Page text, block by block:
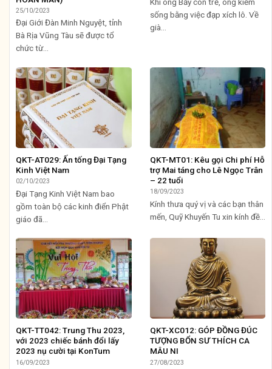
25/10/2023
Đại Giới Đàn Minh Nguyệt, tỉnh
Bà Rịa Vũng Tàu sẽ được tổ
chức từ...
Khi ông Bảy còn trẻ, ông kiếm
sống bằng việc đạp xích lô. Về
già...
QKT-AT029: Ấn tống Đại Tạng
Kinh Việt Nam
02/10/2023
Đại Tạng Kinh Việt Nam bao
gồm toàn bộ các kinh điển Phật
giáo đã...
QKT-MT01: Kêu gọi Chi phí Hỗ
trợ Mai táng cho Lê Ngọc Trân
– 22 tuổi
18/09/2023
Kính thưa quý vị và các bạn thân
mến, Quỹ Khuyến Tu xin kính đề...
QKT-TT042: Trung Thu 2023,
với 2023 chiếc bánh đổi lấy
2023 nụ cười tại KonTum
16/09/2023
QKT-XC012: GÓP ĐỒNG ĐÚC
TƯỢNG BỔN SƯ THÍCH CA
MÂU NI
27/08/2023